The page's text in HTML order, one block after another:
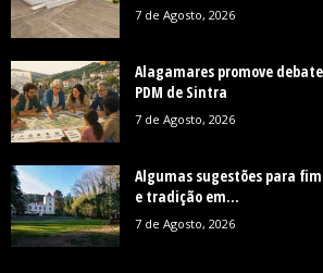
7 de Agosto, 2026
Alagamares promove
PDM de Sintra
7 de Agosto, 2026
Algumas sugestões para
e tradição em...
7 de Agosto, 2026